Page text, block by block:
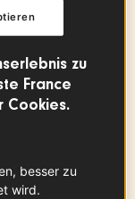
zu
France
Cookies.
besser zu
wird.